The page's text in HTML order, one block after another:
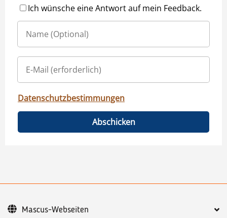
Ich wünsche eine Antwort auf mein Feedback.
Datenschutzbestimmungen
Abschicken
Mascus-Webseiten